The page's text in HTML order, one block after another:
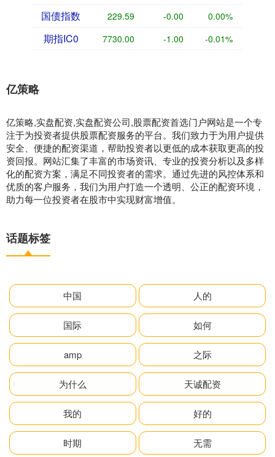
国债指数
229.59 -0.00 0.00%
期指IC0 7730.00 -1.00 -0.01%
亿策略
亿策略,实盘配资,实盘配资公司,股票配资首选门户网站是一个专
注于为投资者提供股票配资服务的平台。我们致力于为用户提供
安全、便捷的配资渠道，帮助投资者以更低的成本获取更高的投
资回报。网站汇集了丰富的市场资讯、专业的投资分析以及多样
化的配资方案，满足不同投资者的需求。通过先进的风控体系和
优质的客户服务，我们为用户打造一个透明、公正的配资环境，
助力每一位投资者在股市中实现财富增值。
话题标签
中国 人的
国际 如何
amp 之际
为什么 天诚配资
我的 好的
时期 无需